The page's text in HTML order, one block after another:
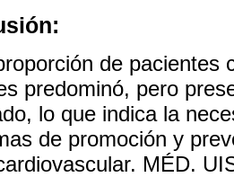
de pacientes
predominó, pero
lo que indica la
de promoción y
MÉD.